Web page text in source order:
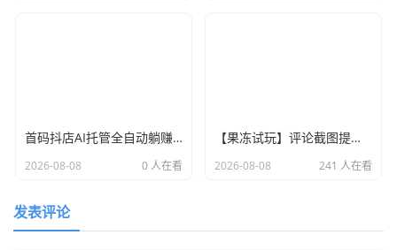
首码抖店AI托管全自动躺赚懒人被动收益
2026-08-08 0 人在看
【果冻试玩】评论截图提交赚，每日更新，每天可赚30+
2026-08-08 241 人在看
发表评论